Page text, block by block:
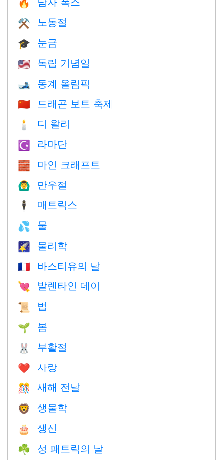
🔥
⚒️ 노동절
🎓 눈금
🇺🇸 독립 기념일
🎿 동계 올림픽
🇨🇳 드래곤 보트 축제
🕯 디 왈리
☪️ 라마단
🧱 마인 크래프트
🙆‍♂️ 만우절
🕴️ 매트릭스
💦 물
🌠 물리학
🇫🇷 바스티유의 날
💘 발렌타인 데이
📜 법
🌱 봄
🐰 부활절
❤️️ 사랑
🎊 새해 전날
🦁 생물학
🎂 생신
☘️ 성 패트릭의 날